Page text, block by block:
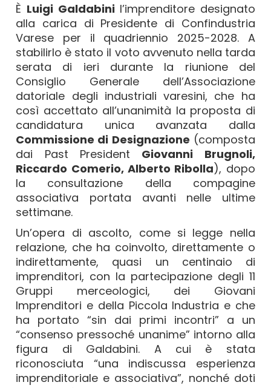
È Luigi Galdabinil’imprenditore designato
alla carica di Presidente di Confindustria
Varese per il quadriennio 2025-2028. A
stabilirlo è stato il voto avvenuto nella tarda
serata di ieri durante la riunione del
Consiglio Generale dell’Associazione
datoriale degli industriali varesini, che ha
così accettato all’unanimità la proposta di
candidatura unica avanzata dalla
Commissione di Designazione (composta
dai Past President Giovanni Brugnoli,
Riccardo Comerio, Alberto Ribolla), dopo
la consultazione della compagine
associativa portata avanti nelle ultime
settimane.
Un’opera di ascolto, come si legge nella
relazione, che ha coinvolto, direttamente o
indirettamente, quasi un centinaio di
imprenditori, con la partecipazione degli 11
Gruppi merceologici, dei Giovani
Imprenditori e della Piccola Industria e che
ha portato “sin dai primi incontri” a un
“consenso pressoché unanime” intorno alla
figura di Galdabini. A cui è stata
riconosciuta “una indiscussa esperienza
imprenditoriale e associativa”, nonché doti